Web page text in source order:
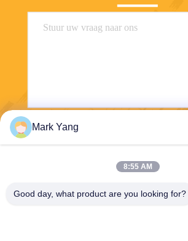
Mark Yang
8:55 AM
Good day, what product are you looking for?